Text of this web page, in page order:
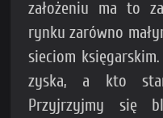
założeniu ma to
rynku zarówno
sieciom
zyska, a kto
Przyjrzyjmy się